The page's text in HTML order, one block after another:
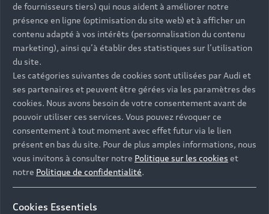
de fournisseurs tiers) qui nous aident à améliorer notre
présence en ligne (optimisation du site web) et à afficher un
contenu adapté à vos intérêts (personnalisation du contenu
marketing), ainsi qu’à établir des statistiques sur l’utilisation
du site.
Les catégories suivantes de cookies sont utilisées par Audi et
ses partenaires et peuvent être gérées via les paramètres des
cookies. Nous avons besoin de votre consentement avant de
pouvoir utiliser ces services. Vous pouvez révoquer ce
consentement à tout moment avec effet futur via le lien
présent en bas du site. Pour de plus amples informations, nous
vous invitons à consulter notre Politique sur les cookies et
notre Politique de confidentialité.
Cookies Essentiels